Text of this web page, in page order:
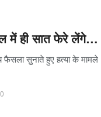
में ही सात फेरे लेंगे…
फैसला सुनाते हुए हत्या के मामले